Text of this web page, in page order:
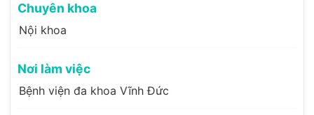
Chuyên khoa
Nội khoa
Nơi làm việc
Bệnh viện đa khoa Vĩnh Đức